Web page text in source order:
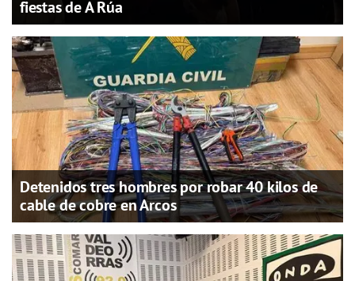
fiestas de A Rúa
Detenidos tres hombres por robar 40 kilos de
cable de cobre en Arcos